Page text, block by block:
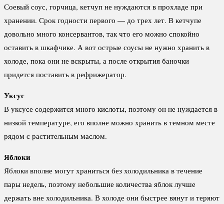
Соевый соус, горчица, кетчуп не нуждаются в прохладе при
хранении. Срок годности первого — до трех лет. В кетчупе
довольно много консервантов, так что его можно спокойно
оставить в шкафчике. А вот острые соусы не нужно хранить в
холоде, пока они не вскрыты, а после открытия баночки
придется поставить в рефрижератор.
Уксус
В уксусе содержится много кислоты, поэтому он не нуждается в
низкой температуре, его вполне можно хранить в темном месте
рядом с растительным маслом.
Яблоки
Яблоки вполне могут храниться без холодильника в течение
пары недель, поэтому небольшие количества яблок лучше
держать вне холодильника. В холоде они быстрее вянут и теряют